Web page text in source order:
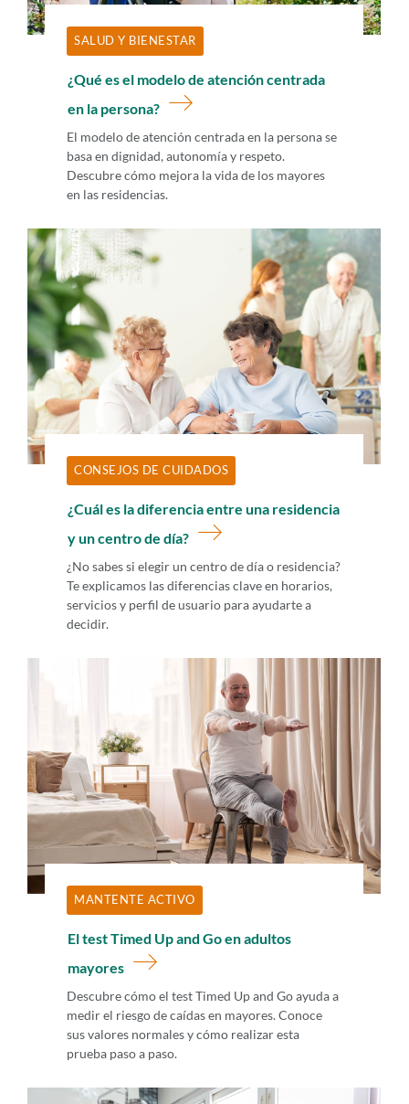
SALUD Y BIENESTAR
¿Qué es el modelo de atención centrada
en la persona?
El modelo de atención centrada en la persona se
basa en dignidad, autonomía y respeto.
Descubre cómo mejora la vida de los mayores
en las residencias.
CONSEJOS DE CUIDADOS
¿Cuál es la diferencia entre una residencia
y un centro de día?
¿No sabes si elegir un centro de día o residencia?
Te explicamos las diferencias clave en horarios,
servicios y perfil de usuario para ayudarte a
decidir.
MANTENTE ACTIVO
El test Timed Up and Go en adultos
mayores
Descubre cómo el test Timed Up and Go ayuda a
medir el riesgo de caídas en mayores. Conoce
sus valores normales y cómo realizar esta
prueba paso a paso.